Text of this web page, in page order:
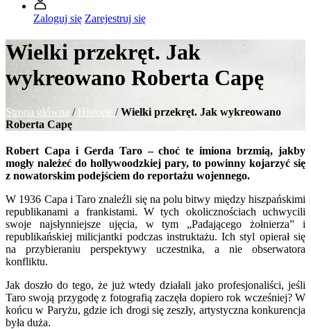
Zaloguj się Zarejestruj się
Wielki przekręt. Jak
wykreowano Roberta Capę
Strona główna / Historie /Wielki przekręt. Jak wykreowano
Roberta Capę
Robert Capa i Gerda Taro – choć te imiona brzmią, jakby
mogły należeć do hollywoodzkiej pary, to powinny kojarzyć się
z nowatorskim podejściem do reportażu wojennego.
W 1936 Capa i Taro znaleźli się na polu bitwy między hiszpańskimi
republikanami a frankistami. W tych okolicznościach uchwycili
swoje najsłynniejsze ujęcia, w tym „Padającego żołnierza” i
republikańskiej milicjantki podczas instruktażu. Ich styl opierał się
na przybieraniu perspektywy uczestnika, a nie obserwatora
konfliktu.
Jak doszło do tego, że już wtedy działali jako profesjonaliści, jeśli
Taro swoją przygodę z fotografią zaczęła dopiero rok wcześniej? W
końcu w Paryżu, gdzie ich drogi się zeszły, artystyczna konkurencja
była duża.